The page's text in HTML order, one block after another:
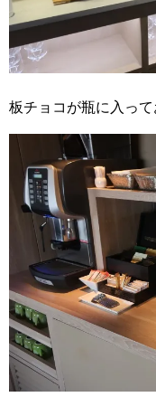
板チョコが瓶に入って